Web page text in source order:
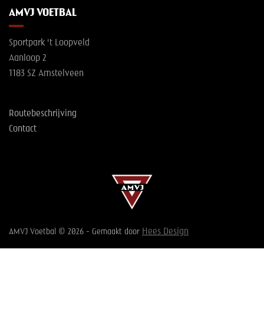
AMVJ VOETBAL
Sportpark 't Loopveld
Aanloop 2
1183 SZ Amstelveen
Routebeschrijving
Contact
AMVJ Voetbal © 2026 - Gemaakt door Hees Design